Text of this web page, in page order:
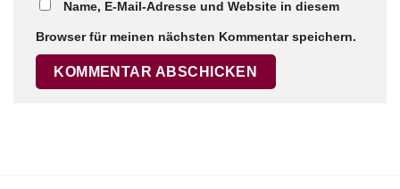
Name, E-Mail-Adresse und Website in diesem
Browser für meinen nächsten Kommentar speichern.